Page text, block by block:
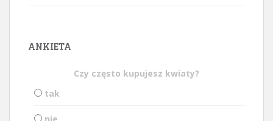
ANKIETA
Czy często kupujesz kwiaty?
tak